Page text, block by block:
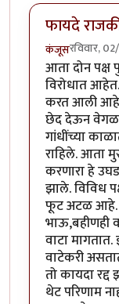
फायदे
कंजूसरविवार,
आता दोन
विरोधात
करत आली आहे.
छेद देऊन वेगळा
गांधींच्या
राहिले. आता
करणारा हे
झाले. विविध
फूट अटळ आहे.
भाऊ,बहीणही
वाटा
वाटेकरी
तो कायदा
थेट परिणाम